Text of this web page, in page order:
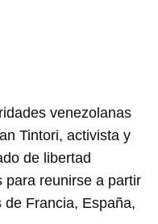
venezolanas
Tintori, activista y
de libertad
para reunirse a partir
Francia, España,